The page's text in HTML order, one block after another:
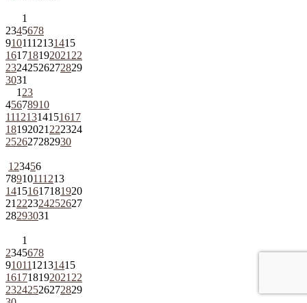
1
2345678
9101112131415
161718192021 22
23242526272829
3031
1 23
45678910
11121314151617
18192021 222324
252627282930
1 23456
78910111213
14151617181920
21 222324252627
28293031
1
2345678
9101112131415
161718192021 22
23242526272829